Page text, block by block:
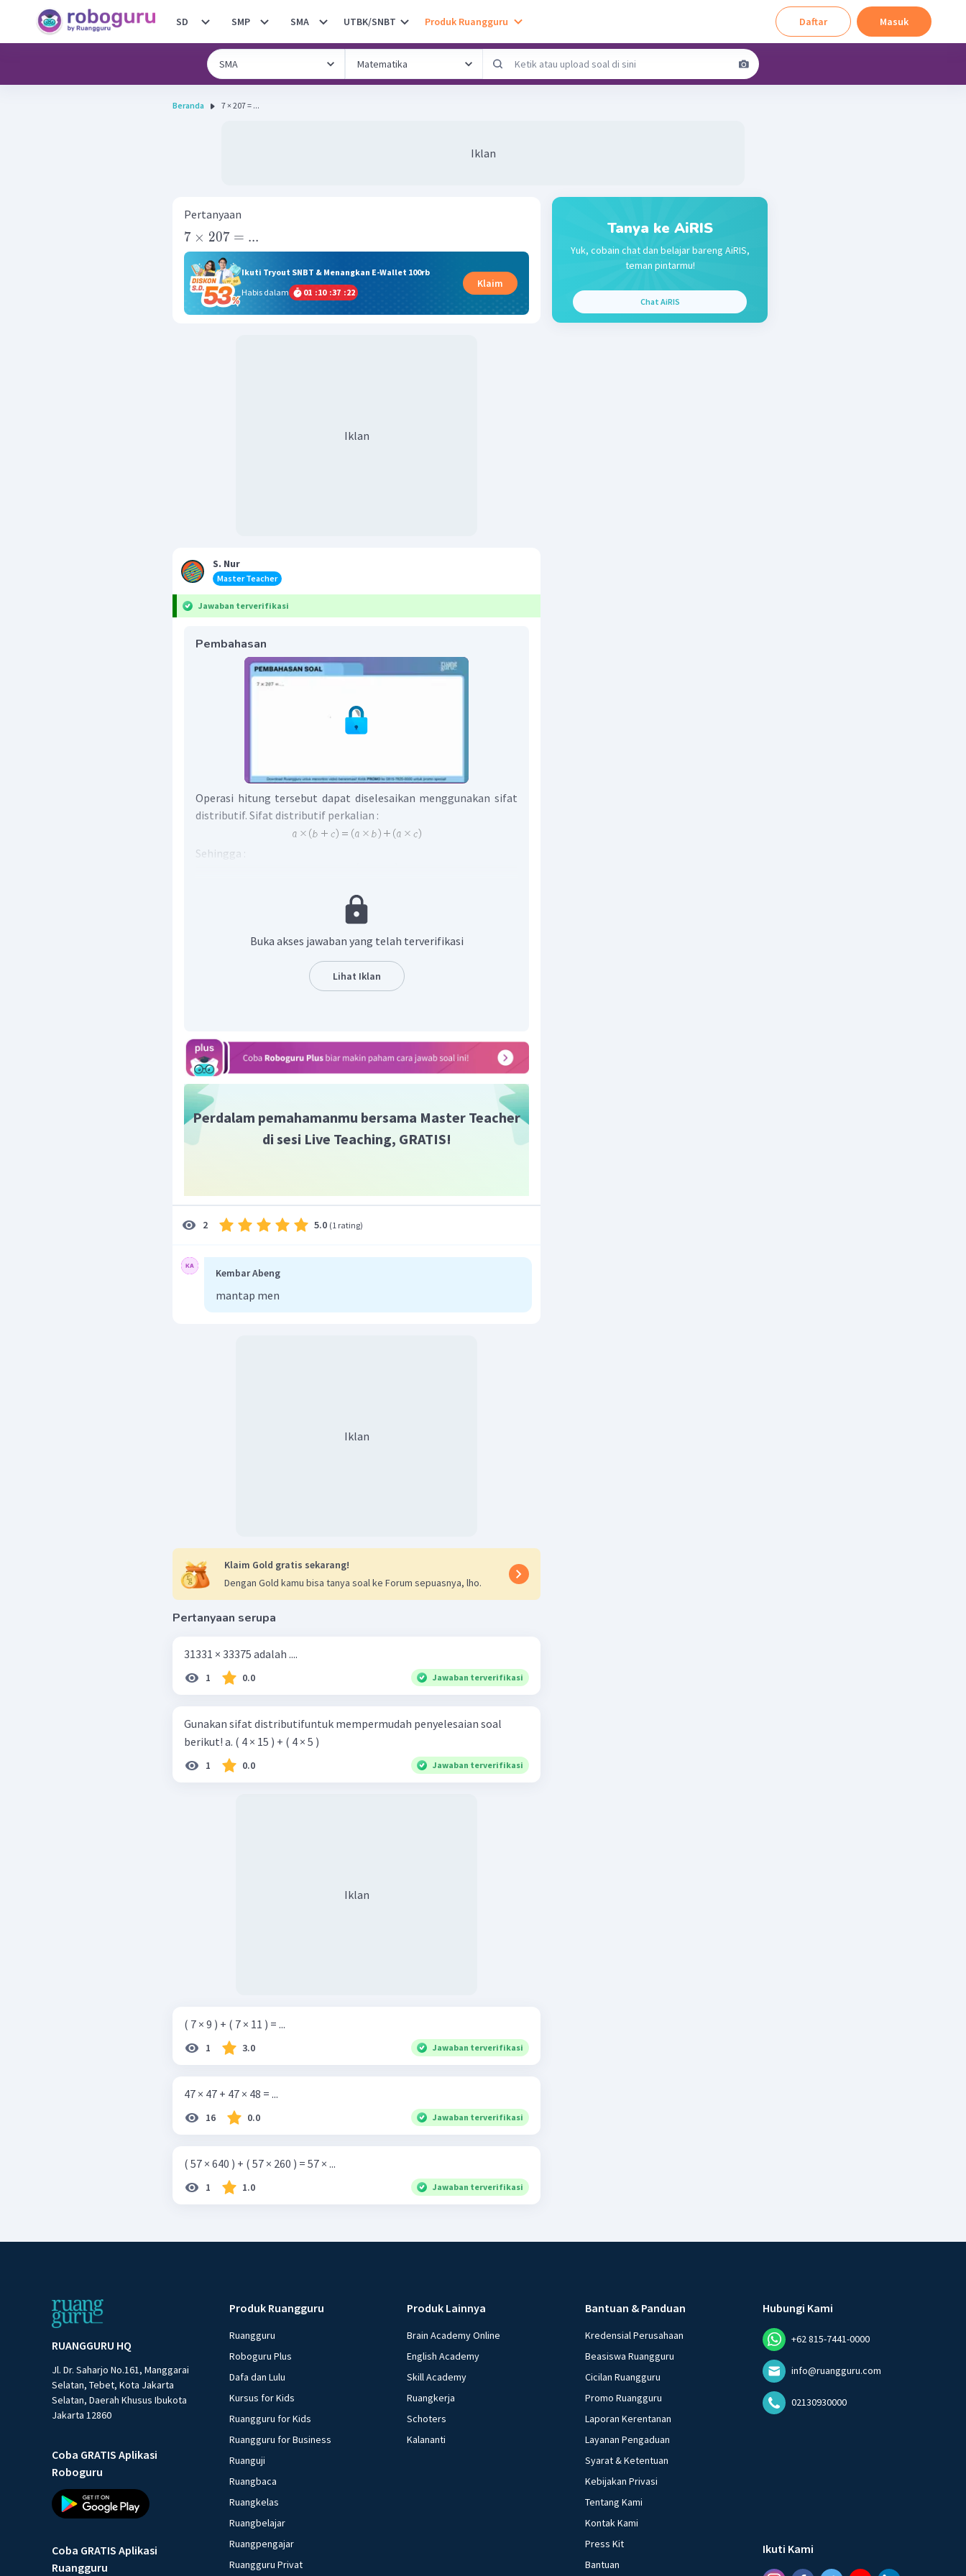
SD SMP SMA UTBK/SNBT Produk Ruangguru Daftar Masuk
Beranda 7 × 207 = ...
Iklan
Pertanyaan
7 × 207 = ...
Ikuti Tryout SNBT & Menangkan E-Wallet 100rb
Habis dalam
01 :10 :37 :22
Klaim
Iklan
S. Nur
Master Teacher
Jawaban terverifikasi
Pembahasan
Operasi hitung tersebut dapat diselesaikan menggunakan sifat
distributif. Sifat distributif perkalian :
Sehingga :
Buka akses jawaban yang telah terverifikasi
Lihat Iklan
Perdalam pemahamanmu bersama Master Teacher
di sesi Live Teaching, GRATIS!
2 5.0 (1 rating)
Kembar Abeng
mantap men
Iklan
Klaim Gold gratis sekarang!
Dengan Gold kamu bisa tanya soal ke Forum sepuasnya, lho.
Pertanyaan serupa
31331 × 33375 adalah ....
1 0.0 Jawaban terverifikasi
Gunakan sifat distributifuntuk mempermudah penyelesaian soal
berikut! a. ( 4 × 15 ) + ( 4 × 5 )
1 0.0 Jawaban terverifikasi
Iklan
( 7 × 9 ) + ( 7 × 11 ) = ...
1 3.0 Jawaban terverifikasi
47 × 47 + 47 × 48 = ...
16 0.0 Jawaban terverifikasi
( 57 × 640 ) + ( 57 × 260 ) = 57 × ...
1 1.0 Jawaban terverifikasi
Tanya ke AiRIS
Yuk, cobain chat dan belajar bareng AiRIS,
teman pintarmu!
Chat AiRIS
RUANGGURU HQ
Jl. Dr. Saharjo No.161, Manggarai
Selatan, Tebet, Kota Jakarta
Selatan, Daerah Khusus Ibukota
Jakarta 12860
Coba GRATIS Aplikasi
Roboguru
Coba GRATIS Aplikasi
Ruangguru
Produk Ruangguru
Ruangguru
Roboguru Plus
Dafa dan Lulu
Kursus for Kids
Ruangguru for Kids
Ruangguru for Business
Ruanguji
Ruangbaca
Ruangkelas
Ruangbelajar
Ruangpengajar
Ruangguru Privat
Produk Lainnya
Brain Academy Online
English Academy
Skill Academy
Ruangkerja
Schoters
Kalananti
Bantuan & Panduan
Kredensial Perusahaan
Beasiswa Ruangguru
Cicilan Ruangguru
Promo Ruangguru
Laporan Kerentanan
Layanan Pengaduan
Syarat & Ketentuan
Kebijakan Privasi
Tentang Kami
Kontak Kami
Press Kit
Bantuan
Hubungi Kami
+62 815-7441-0000
info@ruangguru.com
02130930000
Ikuti Kami